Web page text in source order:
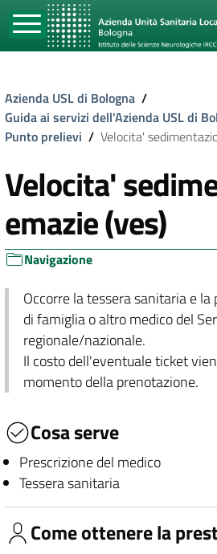
Azienda USL di Bologna /
Guida ai servizi dell'Azienda USL di
Punto prelievi / Velocita'
Velocita'
emazie (ves)
Navigazione
Occorre la tessera sanitaria e
di famiglia o altro medico del
regionale/nazionale.
Il costo dell'eventuale ticket
momento della prenotazione.
Cosa serve
Prescrizione del medico
Tessera sanitaria
Come ottenere la